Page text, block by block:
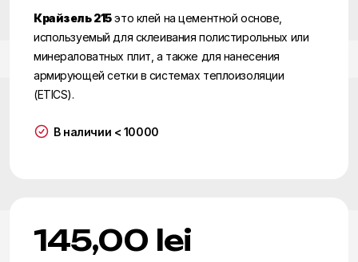
Крайзель 215это клей на цементной основе,
используемый для склеивания полистирольных или
минераловатных плит, а также для нанесения
армирующей сетки в системах теплоизоляции
(ETICS).
В наличии < 10000
145,00 lei